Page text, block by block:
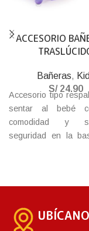
ACCESORIO
Bañeras,
S/24.90
Accesorio tipo
sentar al bebé
comodidad y
seguridad en la
juegan juntos.